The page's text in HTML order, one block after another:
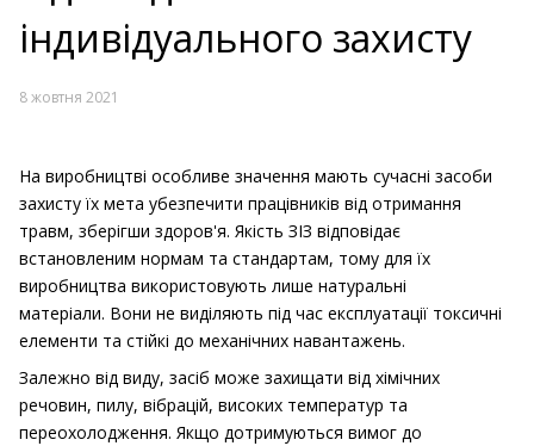
індивідуального захисту
8 жовтня 2021
На виробництві особливе значення мають сучасні засоби
захисту їх мета убезпечити працівників від отримання
травм, зберігши здоров'я. Якість ЗІЗ відповідає
встановленим нормам та стандартам, тому для їх
виробництва використовують лише натуральні
матеріали. Вони не виділяють під час експлуатації токсичні
елементи та стійкі до механічних навантажень.
Залежно від виду, засіб може захищати від хімічних
речовин, пилу, вібрацій, високих температур та
переохолодження. Якщо дотримуються вимог до